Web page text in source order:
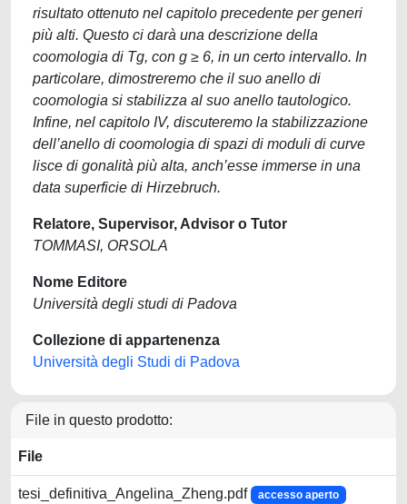
risultato ottenuto nel capitolo precedente per generi
più alti. Questo ci darà una descrizione della
coomologia di Tg, con g ≥ 6, in un certo intervallo. In
particolare, dimostreremo che il suo anello di
coomologia si stabilizza al suo anello tautologico.
Infine, nel capitolo IV, discuteremo la stabilizzazione
dell’anello di coomologia di spazi di moduli di curve
lisce di gonalità più alta, anch’esse immerse in una
data superficie di Hirzebruch.
Relatore, Supervisor, Advisor o Tutor
TOMMASI, ORSOLA
Nome Editore
Università degli studi di Padova
Collezione di appartenenza
Università degli Studi di Padova
File in questo prodotto:
File
tesi_definitiva_Angelina_Zheng.pdf accesso aperto